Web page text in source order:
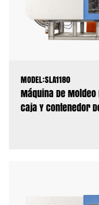
MODEL:SLA1180
Máquina De Moldeo
Caja Y Contenedor